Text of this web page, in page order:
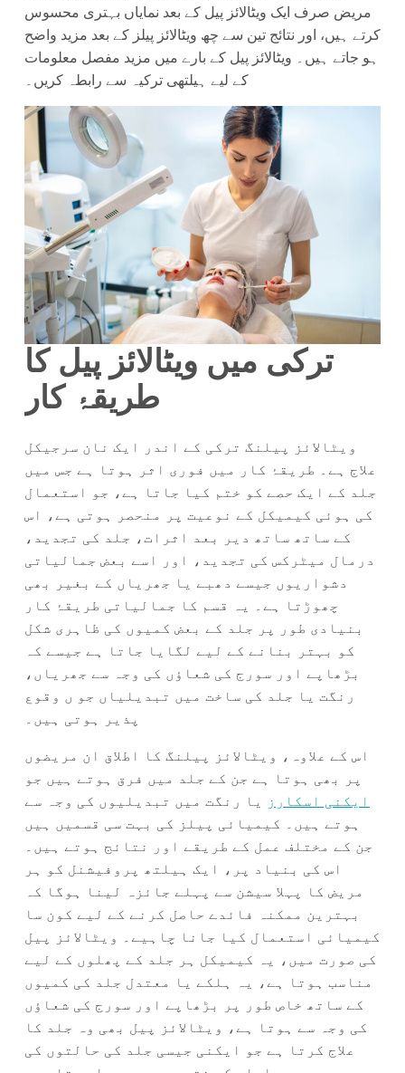
مریض صرف ایک ویٹالائز پیل کے بعد نمایاں بہتری محسوس
کرتے ہیں، اور نتائج تین سے چھ ویٹالائز پیلز کے بعد مزید واضح
ہو جاتے ہیں۔ ویٹالائز پیل کے بارے میں مزید مفصل معلومات
کے لیے ہیلتھی ترکیہ سے رابطہ کریں۔
ترکی میں ویٹالائز پیل کا
طریقۂ کار
ویٹالائز پیلنگ ترکی کے اندر ایک نان سرجیکل
علاج ہے۔ طریقۂ کار میں فوری اثر ہوتا ہے جس میں
جلد کے ایک حصے کو ختم کیا جاتا ہے، جو استعمال
کی ہوئی کیمیکل کے نوعیت پر منحصر ہوتی ہے، اس
کے ساتھ ساتھ دیر بعد اثرات، جلد کی تجدید،
درمال میٹرکس کی تجدید، اور اسے بعض جمالیاتی
دشواریوں جیسے دھبے یا جھریاں کے بغیر بھی
چھوڑتا ہے۔ یہ قسم کا جمالیاتی طریقۂ کار
بنیادی طور پر جلد کے بعض کمیوں کی ظاہری شکل
کو بہتر بنانے کے لیے لگایا جاتا ہے جیسے کہ
بڑھاپے اور سورج کی شعاؤں کی وجہ سے جھریاں،
رنگت یا جلد کی ساخت میں تبدیلیاں جو ں وقوع
پذیر ہوتی ہیں۔
اس کے علاوہ، ویٹالائز پیلنگ کا اطلاق ان مریضوں
پر بھی ہوتا ہے جن کے جلد میں فرق ہوتے ہیں جو
ایکنی اسکارز
یا رنگت میں تبدیلیوں کی وجہ سے
ہوتے ہیں۔ کیمیائی پیلز کی بہت سی قسمیں ہیں
جن کے مختلف عمل کے طریقے اور نتائج ہوتے ہیں۔
اس کی بنیاد پر، ایک ہیلتھ پروفیشنل کو ہر
مریض کا پہلا سیشن سے پہلے جائزہ لینا ہوگا کہ
بہترین ممکنہ فائدے حاصل کرنے کے لیے کون سا
کیمیائی استعمال کیا جانا چاہیے۔ ویٹالائز پیل
کی صورت میں، یہ کیمیکل ہر جلد کے پھلوں کے لیے
مناسب ہوتا ہے، یہ ہلکے یا معتدل جلد کی کمیوں
کے ساتھ خاص طور پر بڑھاپے اور سورج کی شعاؤں
کی وجہ سے ہوتا ہے، ویٹالائز پیل بھی وہ جلد کا
علاج کرتا ہے جو ایکنی جیسی جلد کی حالتوں کی